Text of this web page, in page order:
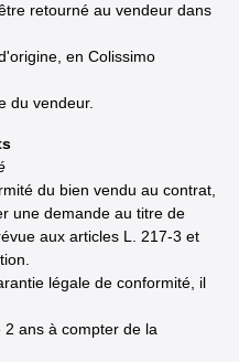
retourné au vendeur dans
en Colissimo
du vendeur.
du bien vendu au contrat,
une demande au titre de
aux articles L. 217-3 et
légale de conformité, il
ans à compter de la